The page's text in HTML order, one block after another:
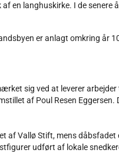
en langhuskirke. I de senere
er anlagt omkring år
sig ved at leverer arbejder
af Poul Resen Eggersen.
af Vallø Stift, mens
udført af lokale